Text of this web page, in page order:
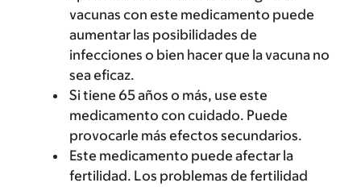
vacunas con este medicamento puede
aumentar las posibilidades de
infecciones o bien hacer que la vacuna no
sea eficaz.
Si tiene 65 años o más, use este
medicamento con cuidado. Puede
provocarle más efectos secundarios.
Este medicamento puede afectar la
fertilidad. Los problemas de fertilidad